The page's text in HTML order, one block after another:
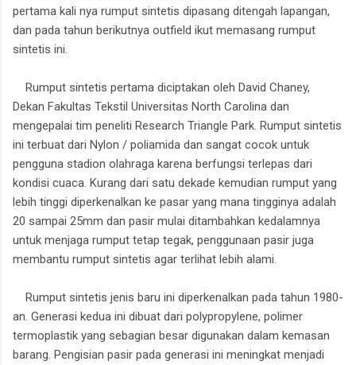
pertama kali nya rumput sintetis dipasang ditengah lapangan,
dan pada tahun berikutnya outfield ikut memasang rumput
sintetis ini.
Rumput sintetis pertama diciptakan oleh David Chaney,
Dekan Fakultas Tekstil Universitas North Carolina dan
mengepalai tim peneliti Research Triangle Park. Rumput sintetis
ini terbuat dari Nylon / poliamida dan sangat cocok untuk
pengguna stadion olahraga karena berfungsi terlepas dari
kondisi cuaca. Kurang dari satu dekade kemudian rumput yang
lebih tinggi diperkenalkan ke pasar yang mana tingginya adalah
20 sampai 25mm dan pasir mulai ditambahkan kedalamnya
untuk menjaga rumput tetap tegak, penggunaan pasir juga
membantu rumput sintetis agar terlihat lebih alami.
Rumput sintetis jenis baru ini diperkenalkan pada tahun 1980-
an. Generasi kedua ini dibuat dari polypropylene, polimer
termoplastik yang sebagian besar digunakan dalam kemasan
barang. Pengisian pasir pada generasi ini meningkat menjadi